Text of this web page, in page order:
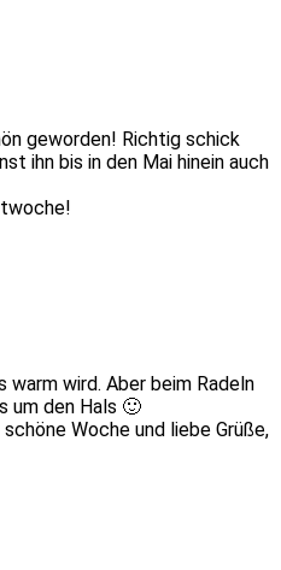
geworden! Richtig schick
ihn bis in den Mai hinein auch
warm wird. Aber beim Radeln
um den Hals 🙂
schöne Woche und liebe Grüße,